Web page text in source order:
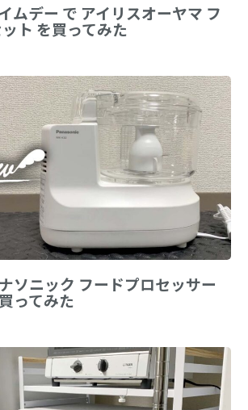
ムデー で アイリスオーヤマ フ
ト を買ってみた
ソニック フードプロセッサー
ってみた